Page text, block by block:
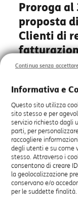
Proroga al
proposta
Clienti di
Al fine di
Clienti di rete
dicembre 2017
fatturazione a
marzo 2020 la
compensativa,
di cui alla
Fino al 31
promozione
Informativa e
Questo sito utilizza
sito stesso e per
servizio richiesto dagli
parti, per
raccogliere
degli utenti e su come
stesso. Attraverso i
consentono di creare
la geolocalizzazione
conservano e/o
per le suddette finalità.
Continua senza